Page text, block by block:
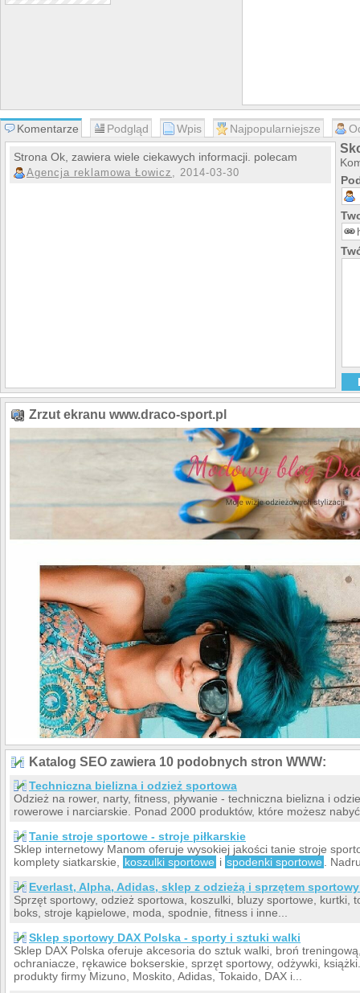
Komentarze Podgląd Wpis Najpopularniejsze
Strona Ok, zawiera wiele ciekawych informacji. polecam
Agencja reklamowa Łowicz , 2014-03-30
Zrzut ekranu www.draco-sport.pl
Katalog SEO zawiera 10 podobnych stron WWW:
Techniczna bielizna i odzież sportowa
Odzież na rower, narty, fitness, pływanie - techniczna bielizna i
rowerowe i narciarskie. Ponad 2000 produktów, które możesz
Tanie stroje sportowe - stroje piłkarskie
Sklep internetowy Manom oferuje wysokiej jakości tanie stroje
komplety siatkarskie,
koszulki sportowe i spodenki sportowe
.
Everlast, Alpha, Adidas, sklep z odzieżą i sprzętem
Sprzęt sportowy, odzież sportowa, koszulki, bluzy sportowe, kurtki,
boks, stroje kąpielowe, moda, spodnie, fitness i inne...
Sklep sportowy DAX Polska - sporty i sztuki walki
Sklep DAX Polska oferuje akcesoria do sztuk walki, broń
ochraniacze, rękawice bokserskie, sprzęt sportowy, odżywki,
produkty firmy Mizuno, Moskito, Adidas, Tokaido, DAX i...